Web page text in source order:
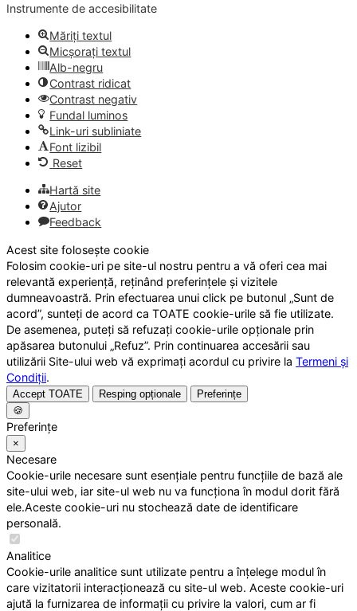
Instrumente de accesibilitate
Măriți textul
Micșorați textul
Alb-negru
Contrast ridicat
Contrast negativ
Fundal luminos
Link-uri subliniate
Font lizibil
Reset
Hartă site
Ajutor
Feedback
Acest site folosește cookie
Folosim cookie-uri pe site-ul nostru pentru a vă oferi cea mai
relevantă experiență, reținând preferințele și vizitele
dumneavoastră. Prin efectuarea unui click pe butonul „Sunt de
acord”, sunteți de acord ca TOATE cookie-urile să fie utilizate.
De asemenea, puteți să refuzați cookie-urile opționale prin
apăsarea butonului „Refuz”. Prin continuarea accesării sau
utilizării Site-ului web vă exprimați acordul cu privire la Termeni și
Condiții.
Accept TOATE Resping opționale
Preferințe
🍪
Preferințe
×
Necesare
Cookie-urile necesare sunt esențiale pentru funcțiile de bază ale
site-ului web, iar site-ul web nu va funcționa în modul dorit fără
ele.Aceste cookie-uri nu stochează date de identificare
personală.
Analitice
Cookie-urile analitice sunt utilizate pentru a înțelege modul în
care vizitatorii interacționează cu site-ul web. Aceste cookie-uri
ajută la furnizarea de informații cu privire la valori, cum ar fi